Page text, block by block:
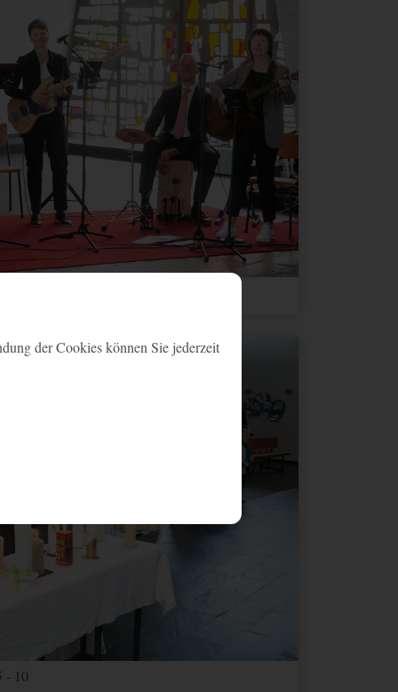
- 10
der Cookies können Sie jederzeit
Ablauf Typ Anbieter
1 Jahr HTML
Ablauf Typ
1 Jahr